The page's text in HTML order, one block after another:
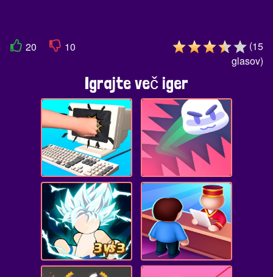
20 10 (15
glasov)
Igrajte več iger